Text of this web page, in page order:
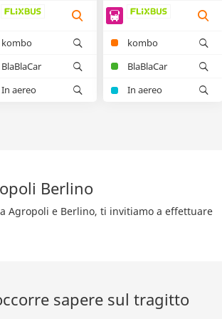
kombo
BlaBlaCar
In aereo
kombo
BlaBlaCar
In aereo
Berlino
Agropoli e Berlino, ti invitiamo a effettuare
sapere sul tragitto